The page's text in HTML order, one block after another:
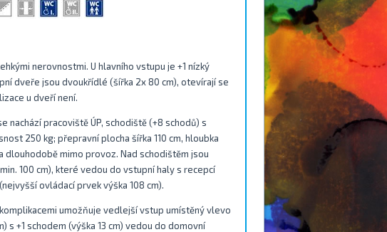
nerovnostmi. U hlavního vstupu je +1 nízký
dveře jsou dvoukřídlé (šířka 2x 80 cm), otevírají se
u dveří není.
nachází pracoviště ÚP, schodiště (+8 schodů) s
250 kg; přepravní plocha šířka 110 cm, hloubka
dlouhodobě mimo provoz. Nad schodištěm jsou
100 cm), které vedou do vstupní haly s recepcí
ovládací prvek výška 108 cm).
umožňuje vedlejší vstup umístěný vlevo
+1 schodem (výška 13 cm) vedou do domovní